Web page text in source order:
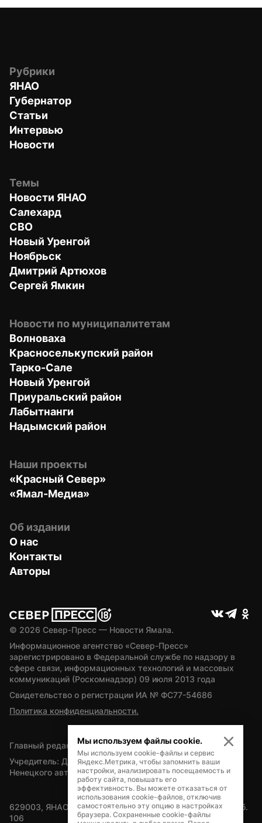
Рубрики
ЯНАО
Губернатор
Статьи
Интервью
Новости
Темы
Новости ЯНАО
Салехард
СВО
Новый Уренгой
Ноябрьск
Дмитрий Артюхов
Сергей Ямкин
Новости по муниципалитетам
Волноваха
Красноселькупский район
Тарко-Сале
Новый Уренгой
Приуральский район
Лабытнанги
Надымский район
Наши проекты
«Красный Север»
«Ямал-Медиа»
Об издании
О нас
Контакты
Авторы
© 2026 Север-Пресс — Новости Ямала.
Информационное агентство «Север-Пресс»
зарегистрировано в Федеральной службе по надзору в
сфере связи, информационных технологий и массовых
коммуникаций (Роскомнадзор) 09 июля 2013 года
Свидетельство о регистрации ИА № ФС77-54686
Политика конфиденциальности.
Главный редактор — А.Л. Поздеев
Учредитель: Департамент внутренней политики Ямало-
Ненецкого автономного округа
629003, ЯНАО, Салехард, мкр. Богдана Кнунянца, д.1, каб.
106
Мы используем файлы cookie.
Мы используем cookie-файлы и сервис
Яндекс.Метрика, чтобы запомнить ваши
настройки, анализировать посещаемость и
работу сайта, повышать его
эффективность. Вы можете отказаться от
использования cookie-файлов, отключив
самостоятельно эту опцию в настройках
браузера. Сохраненные cookie-файлы